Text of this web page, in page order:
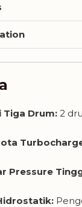
Tiga Drum: 2
Pressure